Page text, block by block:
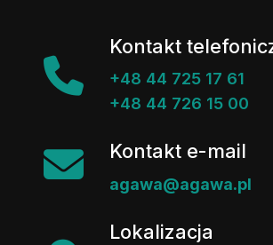
Kontakt
+48 44 725 17 61
+48 44 726 15 00
Kontakt e-mail
agawa@agawa.pl
Lokalizacja